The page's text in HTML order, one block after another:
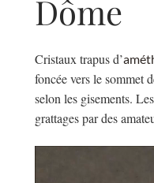
Dôme
Cristaux trapus d’
foncée vers le sommet
selon les gisements.
grattages par des